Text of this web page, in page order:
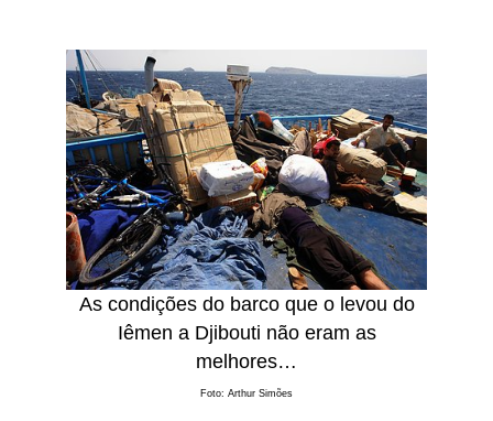
As condições do barco que o levou do
Iêmen a Djibouti não eram as
melhores…
Foto: Arthur Simões